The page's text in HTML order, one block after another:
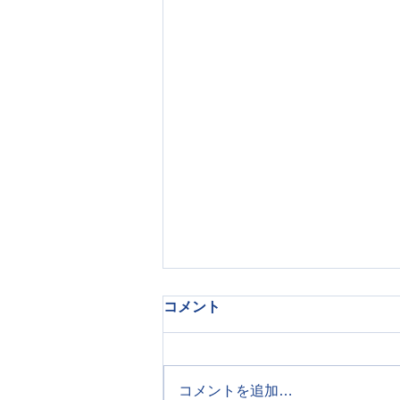
教えて！先生！
コメント
コメントを追加…